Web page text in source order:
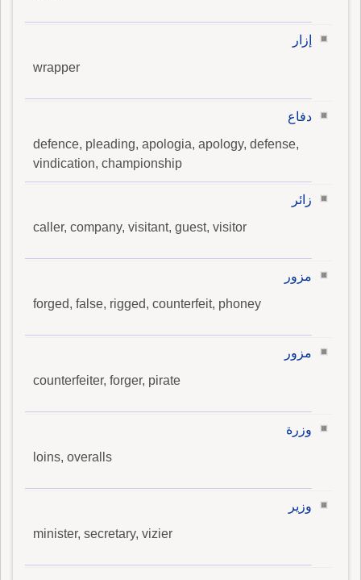
إزار
wrapper
دفاع
defence, pleading, apologia, apology, defense,
vindication, championship
زائر
caller, company, visitant, guest, visitor
مزور
forged, false, rigged, counterfeit, phoney
مزور
counterfeiter, forger, pirate
وزرة
loins, overalls
وزير
minister, secretary, vizier